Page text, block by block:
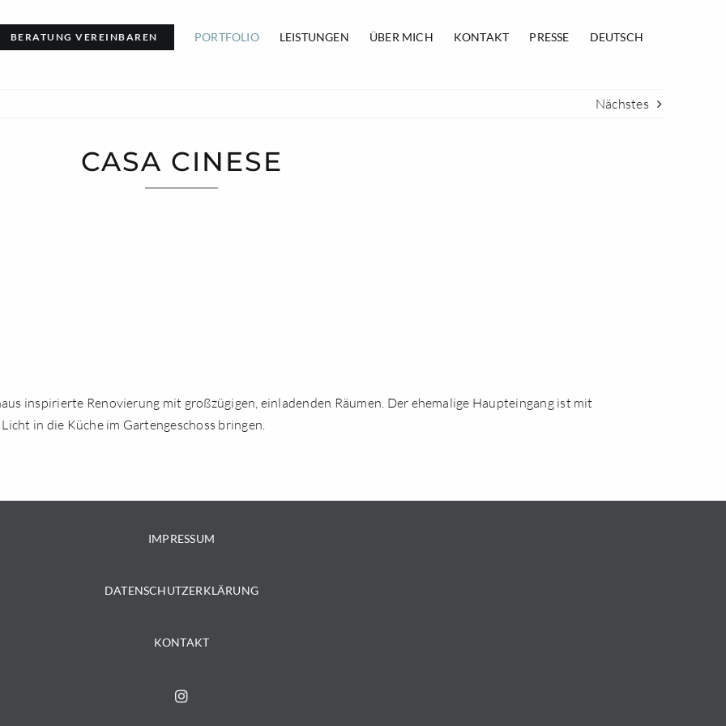
BERATUNG VEREINBAREN PORTFOLIO LEISTUNGEN ÜBER MICH KONTAKT PRESSE DEUTSCH
Nächstes
CASA CINESE
inspirierte Renovierung mit großzügigen, einladenden Räumen. Der ehemalige Haupteingang ist mit
in die Küche im Gartengeschoss bringen.
IMPRESSUM
DATENSCHUTZERKLÄRUNG
KONTAKT